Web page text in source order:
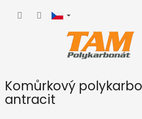
Komůrkový
antracit